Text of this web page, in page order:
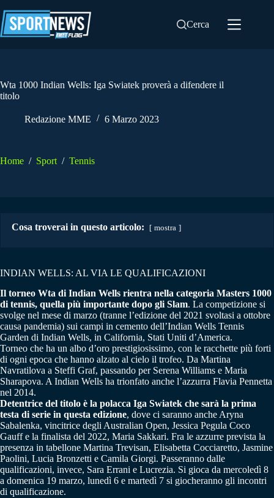
al
contenuto
Cerca
Wta 1000 Indian Wells: Iga Swiatek proverà a difendere il
titolo
Redazione MME 6 Marzo 2023
Home / Sport / Tennis
Cosa troverai in questo articolo: mostra
INDIAN WELLS: AL VIA LE QUALIFICAZIONI
Il torneo Wta di Indian Wells rientra nella categoria Masters 1000
di tennis, quella più importante dopo gli Slam. La competizione si
svolge nel mese di marzo (tranne l’edizione del 2021 svoltasi a ottobre
causa pandemia) sui campi in cemento dell’Indian Wells Tennis
Garden di Indian Wells, in California, Stati Uniti d’America.
Torneo che ha un albo d’oro prestigiosissimo, con le racchette più forti
di ogni epoca che hanno alzato al cielo il trofeo. Da Martina
Navratilova a Steffi Graf, passando per Serena Williams e Maria
Sharapova. A Indian Wells ha trionfato anche l’azzurra Flavia Pennetta
nel 2014.
Detentrice del titolo è la polacca Iga Swiatek che sarà la prima
testa di serie in questa edizione, dove ci saranno anche Aryna
Sabalenka, vincitrice degli Australian Open, Jessica Pegula Coco
Gauff e la finalista del 2022, Maria Sakkari. Fra le azzurre prevista la
presenza in tabellone Martina Trevisan, Elisabetta Cocciaretto, Jasmine
Paolini, Lucia Bronzetti e Camila Giorgi. Passeranno dalle
qualificazioni, invece, Sara Errani e Lucrezia. Si gioca da mercoledì 8
a domenica 19 marzo, lunedì 6 e martedì 7 si giocheranno gli incontri
di qualificazione.